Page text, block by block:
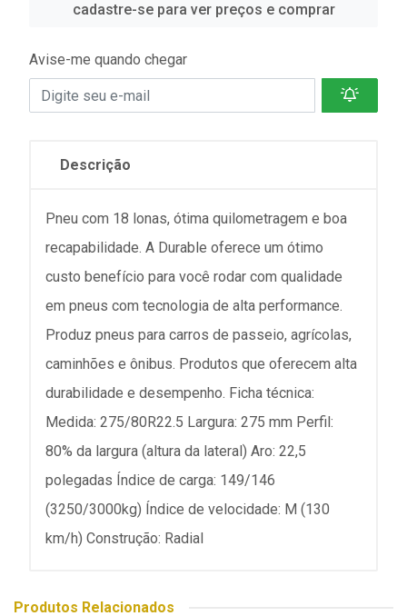
cadastre-se para ver preços e comprar
Avise-me quando chegar
Descrição
Pneu com 18 lonas, ótima quilometragem e boa
recapabilidade. A Durable oferece um ótimo
custo benefício para você rodar com qualidade
em pneus com tecnologia de alta performance.
Produz pneus para carros de passeio, agrícolas,
caminhões e ônibus. Produtos que oferecem alta
durabilidade e desempenho. Ficha técnica:
Medida: 275/80R22.5 Largura: 275 mm Perfil:
80% da largura (altura da lateral) Aro: 22,5
polegadas Índice de carga: 149/146
(3250/3000kg) Índice de velocidade: M (130
km/h) Construção: Radial
Produtos Relacionados